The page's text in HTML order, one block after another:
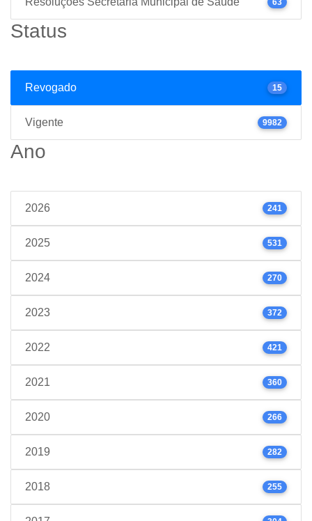
Status
Revogado 15
Vigente 9982
Ano
2026 241
2025 531
2024 270
2023 372
2022 421
2021 360
2020 266
2019 282
2018 255